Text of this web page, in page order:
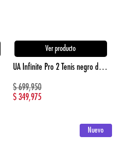
Ver producto
UA Infinite Pro 2 Tenis negro de hombre para correr
$699,950
$349,975